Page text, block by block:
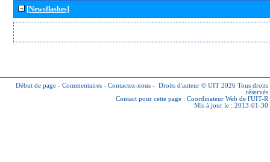
[Newsflashes]
Début de page - Commentaires - Contactez-nous - Droits d'auteur © UIT 2026 Tous droits
réservés
Contact pour cette page : Coordinateur Web de l'UIT-R
Mis à jour le : 2013-01-30